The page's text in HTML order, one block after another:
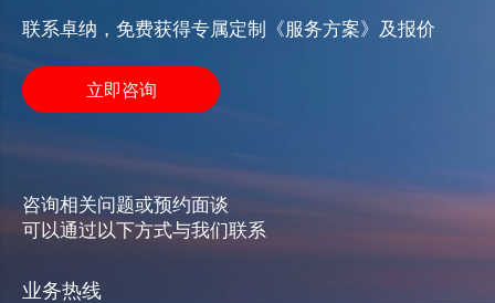
联系卓纳，免费获得专属定制《服务方案》及报价
立即咨询
咨询相关问题或预约面谈
可以通过以下方式与我们联系
业务热线